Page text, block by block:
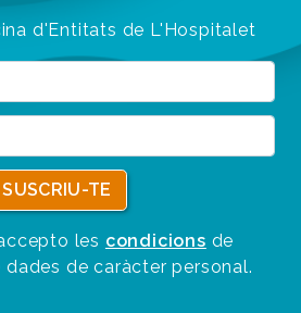
d'Entitats de L'Hospitalet
SUSCRIU-TE
les condicions de
de caràcter personal.